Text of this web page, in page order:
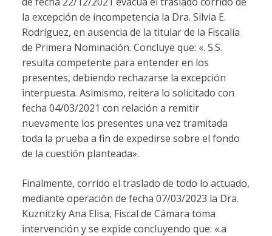
la excepción de incompetencia la Dra. Silvia E.
Rodríguez, en ausencia de la titular de la Fiscalía
de Primera Nominación. Concluye que: «. S.S.
resulta competente para entender en los
presentes, debiendo rechazarse la excepción
interpuesta. Asimismo, reitera lo solicitado con
fecha 04/03/2021 con relación a remitir
nuevamente los presentes una vez tramitada
toda la prueba a fin de expedirse sobre el fondo
de la cuestión planteada».
Finalmente, corrido el traslado de todo lo actuado,
mediante operación de fecha 07/03/2023 la Dra.
Kuznitzky Ana Elisa, Fiscal de Cámara toma
intervención y se expide concluyendo que: «.a